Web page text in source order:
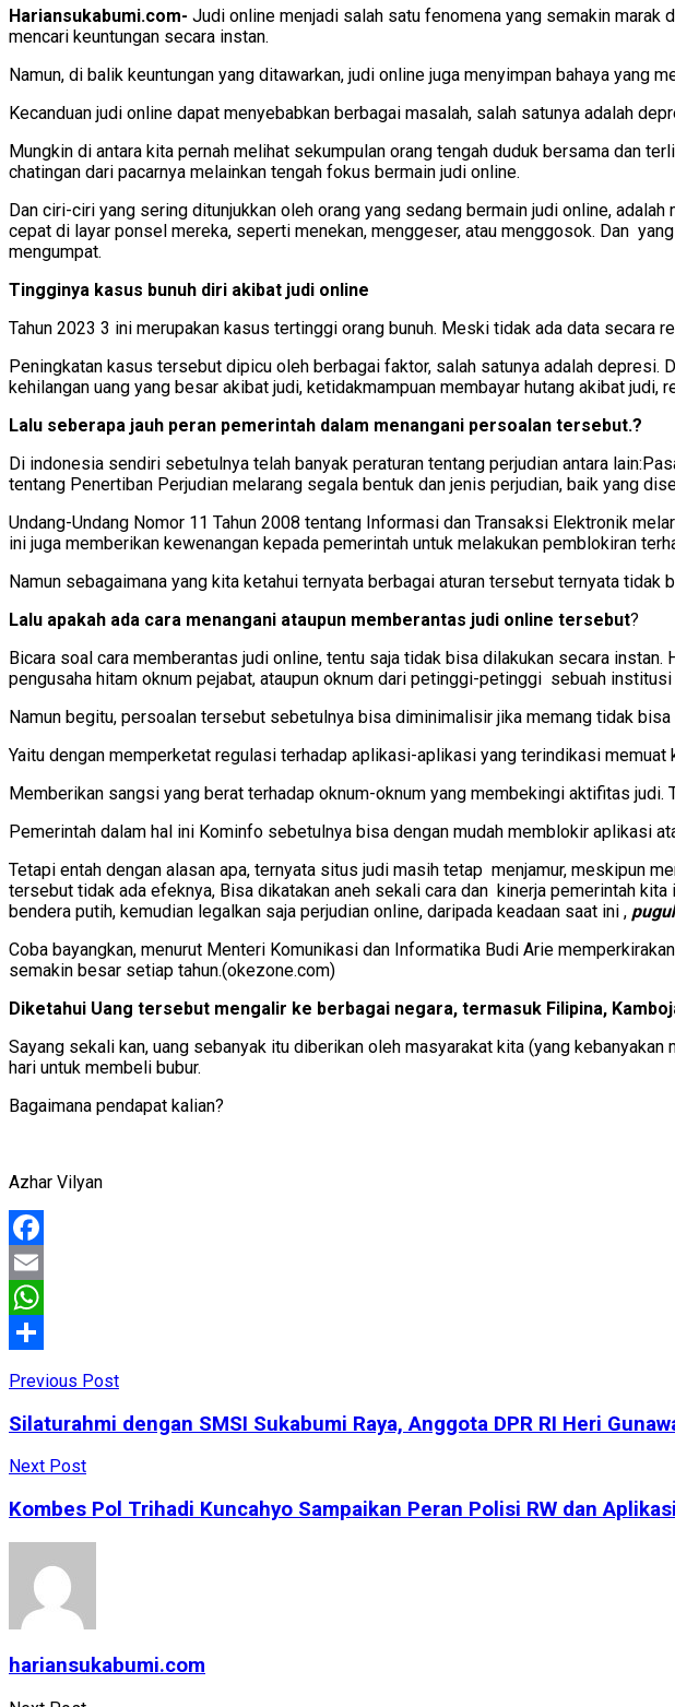
Hariansukabumi.com- Judi online menjadi salah satu fenomena yang semakin marak
mencari keuntungan secara instan.
Namun, di balik keuntungan yang ditawarkan, judi online juga menyimpan bahaya yang
Kecanduan judi online dapat menyebabkan berbagai masalah, salah satunya adalah
Mungkin di antara kita pernah melihat sekumpulan orang tengah duduk bersama dan
chatingan dari pacarnya melainkan tengah fokus bermain judi online.
Dan ciri-ciri yang sering ditunjukkan oleh orang yang sedang bermain judi online,
cepat di layar ponsel mereka, seperti menekan, menggeser, atau menggosok. Dan
mengumpat.
Tingginya kasus bunuh diri akibat judi online
Tahun 2023 3 ini merupakan kasus tertinggi orang bunuh. Meski tidak ada data secara
Peningkatan kasus tersebut dipicu oleh berbagai faktor, salah satunya adalah
kehilangan uang yang besar akibat judi, ketidakmampuan membayar hutang akibat
Lalu seberapa jauh peran pemerintah dalam menangani persoalan tersebut.?
Di indonesia sendiri sebetulnya telah banyak peraturan tentang perjudian antara
tentang Penertiban Perjudian melarang segala bentuk dan jenis perjudian, baik yang
Undang-Undang Nomor 11 Tahun 2008 tentang Informasi dan Transaksi Elektronik
ini juga memberikan kewenangan kepada pemerintah untuk melakukan pemblokiran
Namun sebagaimana yang kita ketahui ternyata berbagai aturan tersebut ternyata tidak
Lalu apakah ada cara menangani ataupun memberantas judi online tersebut?
Bicara soal cara memberantas judi online, tentu saja tidak bisa dilakukan secara
pengusaha hitam oknum pejabat, ataupun oknum dari petinggi-petinggi sebuah institusi
Namun begitu, persoalan tersebut sebetulnya bisa diminimalisir jika memang tidak
Yaitu dengan memperketat regulasi terhadap aplikasi-aplikasi yang terindikasi
Memberikan sangsi yang berat terhadap oknum-oknum yang membekingi aktifitas
Pemerintah dalam hal ini Kominfo sebetulnya bisa dengan mudah memblokir aplikasi
Tetapi entah dengan alasan apa, ternyata situs judi masih tetap menjamur, meskipun
tersebut tidak ada efeknya, Bisa dikatakan aneh sekali cara dan kinerja pemerintah
bendera putih, kemudian legalkan saja perjudian online, daripada keadaan saat ini ,
Coba bayangkan, menurut Menteri Komunikasi dan Informatika Budi Arie
semakin besar setiap tahun.(okezone.com)
Diketahui Uang tersebut mengalir ke berbagai negara, termasuk Filipina,
Sayang sekali kan, uang sebanyak itu diberikan oleh masyarakat kita (yang
hari untuk membeli bubur.
Bagaimana pendapat kalian?
Azhar Vilyan
Facebook
Email
WhatsApp
Previous Post
Silaturahmi dengan SMSI Sukabumi Raya, Anggota DPR RI Heri
Next Post
Kombes Pol Trihadi Kuncahyo Sampaikan Peran Polisi RW dan
hariansukabumi.com